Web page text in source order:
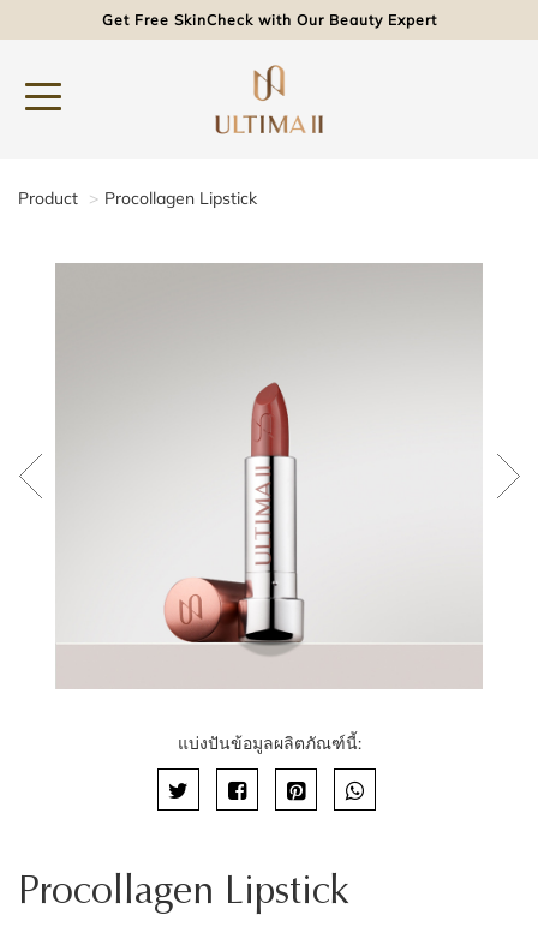
Get Free SkinCheck with Our Beauty Expert
Product Procollagen Lipstick
แบ่งปันข้อมูลผลิตภัณฑ์นี้:
Procollagen Lipstick